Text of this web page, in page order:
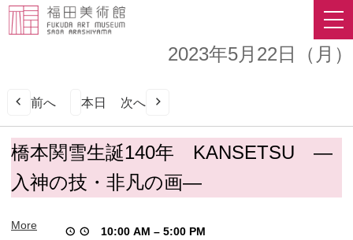
2023年5月22日（月）
前へ 本日 次へ
橋
本
関
雪
誕
橋本関雪生誕140年 KANSETSU ―
入神の技・非凡の画―
10:00 AM – 5:00 PM
More